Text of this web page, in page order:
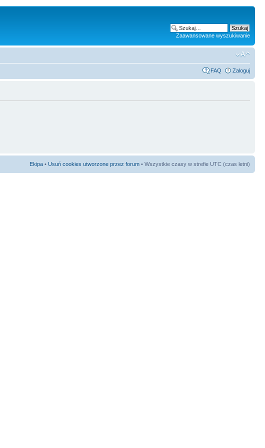
Zaawansowane wyszukiwanie
FAQ Zaloguj
Ekipa • Usuń cookies utworzone przez forum • Wszystkie czasy w strefie UTC (czas letni)